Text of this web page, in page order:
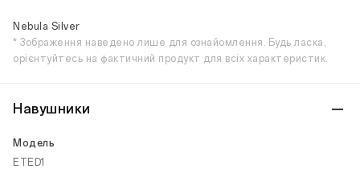
Nebula Silver
* Зображення наведено лише для ознайомлення. Будь ласка,
орієнтуйтесь на фактичний продукт для всіх характеристик.
Навушники
Модель
ETED1